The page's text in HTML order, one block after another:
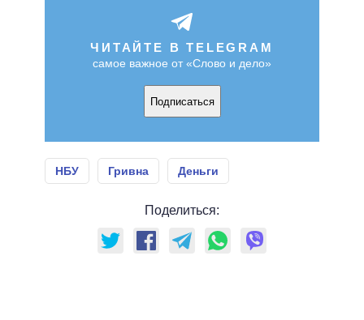
ЧИТАЙТЕ В TELEGRAM
самое важное от «Слово и дело»
Подписаться
НБУ Гривна Деньги
Поделиться: